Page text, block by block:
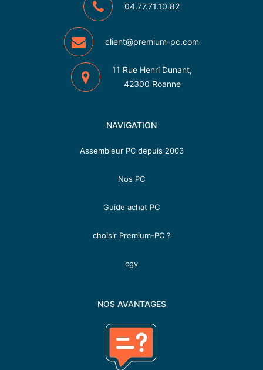
04.77.71.10.82
client@premium-pc.com
11 Rue Henri Dunant,
42300 Roanne
NAVIGATION
Assembleur PC depuis 2003
Nos PC
Guide achat PC
choisir Premium-PC ?
cgv
NOS AVANTAGES